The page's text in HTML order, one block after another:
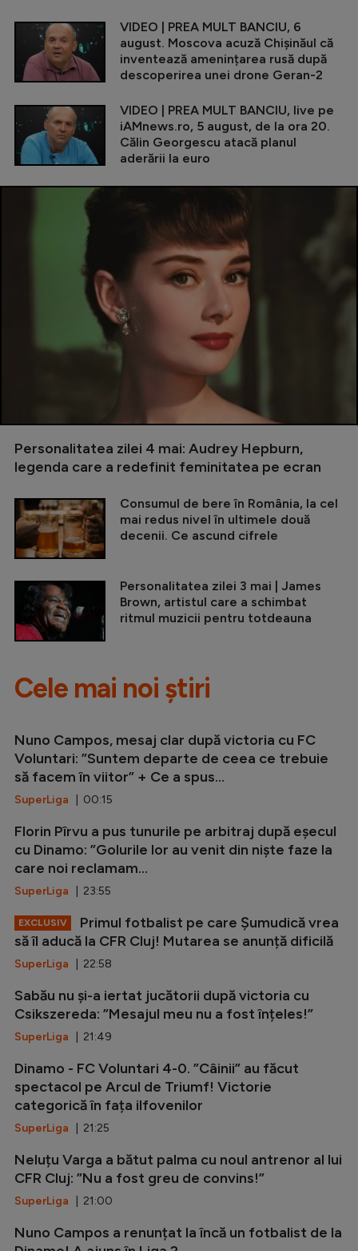
VIDEO | PREA MULT BANCIU, 6
august. Moscova acuză Chișinăul că
inventează amenințarea rusă după
descoperirea unei drone Geran-2
VIDEO | PREA MULT BANCIU, live pe
iAMnews.ro, 5 august, de la ora 20.
Călin Georgescu atacă planul
aderării la euro
Personalitatea zilei 4 mai: Audrey Hepburn,
legenda care a redefinit feminitatea pe ecran
Consumul de bere în România, la cel
mai redus nivel în ultimele două
decenii. Ce ascund cifrele
Personalitatea zilei 3 mai | James
Brown, artistul care a schimbat
ritmul muzicii pentru totdeauna
Cele mai noi știri
Nuno Campos, mesaj clar după victoria cu FC
Voluntari: ”Suntem departe de ceea ce trebuie
să facem în viitor” + Ce a spus...
SuperLiga | 00:15
Florin Pîrvu a pus tunurile pe arbitraj după eșecul
cu Dinamo: ”Golurile lor au venit din niște faze la
care noi reclamam...
SuperLiga | 23:55
EXCLUSIV
Primul fotbalist pe care Șumudică vrea
să îl aducă la CFR Cluj! Mutarea se anunță dificilă
SuperLiga | 22:58
Sabău nu și-a iertat jucătorii după victoria cu
Csikszereda: ”Mesajul meu nu a fost înțeles!”
SuperLiga | 21:49
Dinamo - FC Voluntari 4-0. ”Câinii” au făcut
spectacol pe Arcul de Triumf! Victorie
categorică în fața ilfovenilor
SuperLiga | 21:25
Neluțu Varga a bătut palma cu noul antrenor al lui
CFR Cluj: ”Nu a fost greu de convins!”
SuperLiga | 21:00
Nuno Campos a renunțat la încă un fotbalist de la